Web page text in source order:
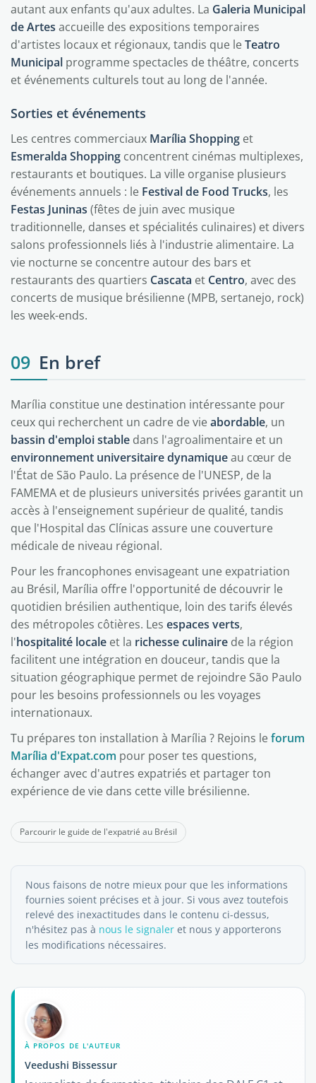
autant aux enfants qu'aux adultes. La Galeria Municipal
de Artes accueille des expositions temporaires
d'artistes locaux et régionaux, tandis que leTeatro
Municipal programme spectacles de théâtre, concerts
et événements culturels tout au long de l'année.
Sorties et événements
Les centres commerciaux Marília Shopping et
Esmeralda Shopping concentrent cinémas multiplexes,
restaurants et boutiques. La ville organise plusieurs
événements annuels : le Festival de Food Trucks, les
Festas Juninas (fêtes de juin avec musique
traditionnelle, danses et spécialités culinaires) et divers
salons professionnels liés à l'industrie alimentaire. La
vie nocturne se concentre autour des bars et
restaurants des quartiers Cascata et Centro, avec des
concerts de musique brésilienne (MPB, sertanejo, rock)
les week-ends.
09 En bref
Marília constitue une destination intéressante pour
ceux qui recherchent un cadre de vieabordable, un
bassin d'emploi stable dans l'agroalimentaire et un
environnement universitaire dynamiqueau cœur de
l'État de São Paulo. La présence de l'UNESP, de la
FAMEMA et de plusieurs universités privées garantit un
accès à l'enseignement supérieur de qualité, tandis
que l'Hospital das Clínicas assure une couverture
médicale de niveau régional.
Pour les francophones envisageant une expatriation
au Brésil, Marília offre l'opportunité de découvrir le
quotidien brésilien authentique, loin des tarifs élevés
des métropoles côtières. Les espaces verts,
l'hospitalité locale et la richesse culinaire de la région
facilitent une intégration en douceur, tandis que la
situation géographique permet de rejoindre São Paulo
pour les besoins professionnels ou les voyages
internationaux.
Tu prépares ton installation à Marília ? Rejoins leforum
Marília d'Expat.com pour poser tes questions,
échanger avec d'autres expatriés et partager ton
expérience de vie dans cette ville brésilienne.
Parcourir le guide de l'expatrié au Brésil
Nous faisons de notre mieux pour que les informations
fournies soient précises et à jour. Si vous avez toutefois
relevé des inexactitudes dans le contenu ci-dessus,
n'hésitez pas à nous le signaler et nous y apporterons
les modifications nécessaires.
À PROPOS DE L'AUTEUR
Veedushi Bissessur